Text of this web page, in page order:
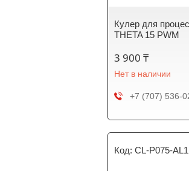
Кулер для
THETA 15 PWM
3 900 ₸
Нет в наличии
+7 (707) 536-
CL-P075-